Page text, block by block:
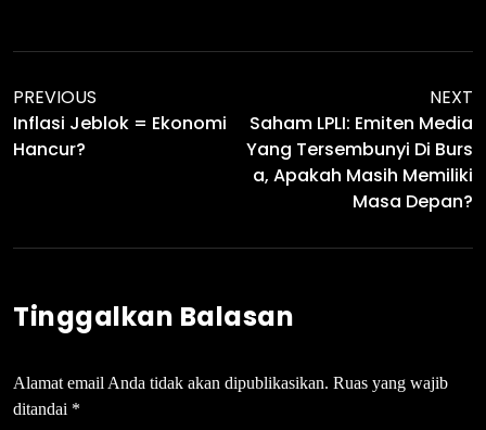
PREVIOUS
Inflasi Jeblok = Ekonomi
Hancur?
NEXT
Saham LPLI: Emiten Media
Yang Tersembunyi Di Burs
A, Apakah Masih Memiliki
Masa Depan?
Tinggalkan Balasan
Alamat email Anda tidak akan dipublikasikan. Ruas yang wajib
ditandai *